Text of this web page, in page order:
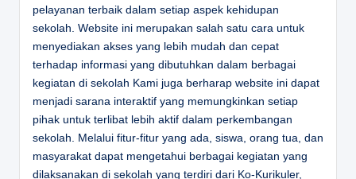
pelayanan terbaik dalam setiap aspek kehidupan
sekolah. Website ini merupakan salah satu cara untuk
menyediakan akses yang lebih mudah dan cepat
terhadap informasi yang dibutuhkan dalam berbagai
kegiatan di sekolah Kami juga berharap website ini dapat
menjadi sarana interaktif yang memungkinkan setiap
pihak untuk terlibat lebih aktif dalam perkembangan
sekolah. Melalui fitur-fitur yang ada, siswa, orang tua, dan
masyarakat dapat mengetahui berbagai kegiatan yang
dilaksanakan di sekolah yang terdiri dari Ko-Kurikuler,